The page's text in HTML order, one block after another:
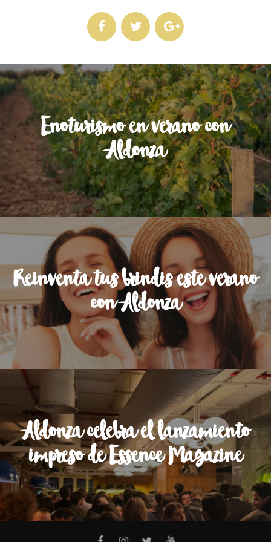
Enoturismo en verano con
Aldonza
Reinventa tus brindis este verano
con Aldonza
Aldonza celebra el lanzamiento
impreso de Essence Magazine